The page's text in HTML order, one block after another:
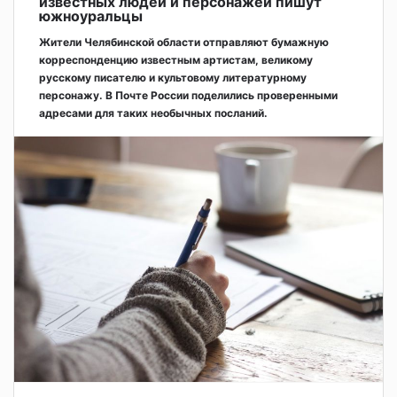
южноуральцы
Жители Челябинской области отправляют бумажную
корреспонденцию известным артистам, великому
русскому писателю и культовому литературному
персонажу. В Почте России поделились проверенными
адресами для таких необычных посланий.